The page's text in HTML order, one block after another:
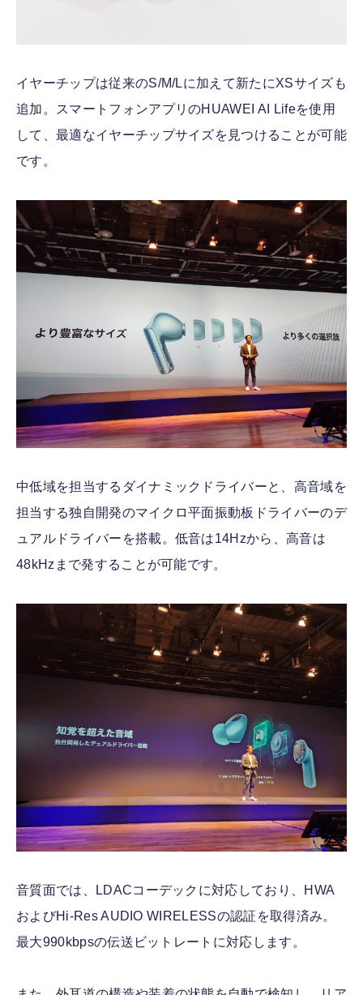
イヤーチップは従来のS/M/Lに加えて新たにXSサイズも
追加。スマートフォンアプリのHUAWEI AI Lifeを使用
して、最適なイヤーチップサイズを見つけることが可能
です。
中低域を担当するダイナミックドライバーと、高音域を
担当する独自開発のマイクロ平面振動板ドライバーのデ
ュアルドライバーを搭載。低音は14Hzから、高音は
48kHzまで発することが可能です。
音質面では、LDACコーデックに対応しており、HWA
およびHi-Res AUDIO WIRELESSの認証を取得済み。
最大990kbpsの伝送ビットレートに対応します。